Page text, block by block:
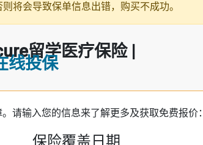
将会导致保单信息出错，购买不成功。
留学医疗保险 |
线投保
请输入您的信息来了解更多及获取免费报价：
保险覆盖日期